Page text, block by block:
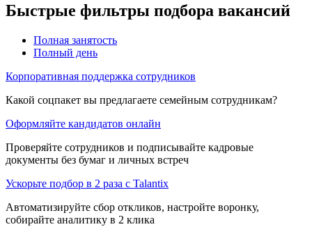
Быстрые фильтры подбора вакансий
Полная занятость
Полный день
Корпоративная поддержка сотрудников
Какой соцпакет вы предлагаете семейным сотрудникам?
Оформляйте кандидатов онлайн
Проверяйте сотрудников и подписывайте кадровые
документы без бумаг и личных встреч
Ускорьте подбор в 2 раза с Talantix
Автоматизируйте сбор откликов, настройте воронку,
собирайте аналитику в 2 клика